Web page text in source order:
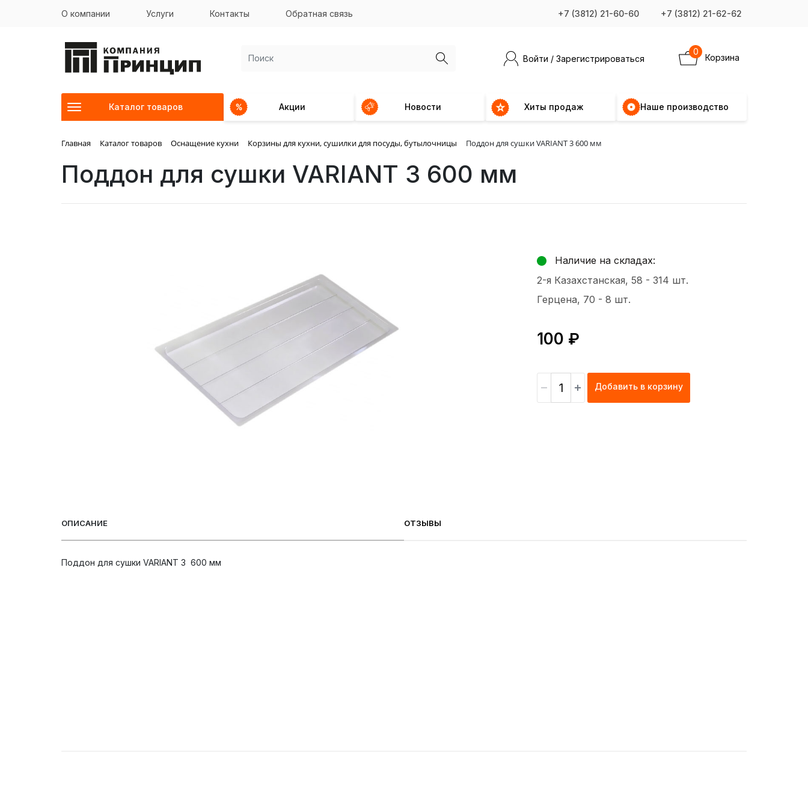
О компании Услуги Контакты Обратная связь +7 (3812) 21-60-60 +7 (3812) 21-62-62
Войти / Зарегистрироваться Корзина
0
Каталог товаров Акции Новости Хиты продаж Наше производство
Главная Каталог товаров Оснащение кухни Корзины для кухни, сушилки для посуды, бутылочницы Поддон для сушки VARIANT 3 600 мм
Поддон для сушки VARIANT 3 600 мм
Наличие на складах:
2-я Казахстанская, 58 - 314 шт.
Герцена, 70 - 8 шт.
100 ₽
Добавить в корзину
ОПИСАНИЕ ОТЗЫВЫ
Поддон для сушки VARIANT 3 600 мм